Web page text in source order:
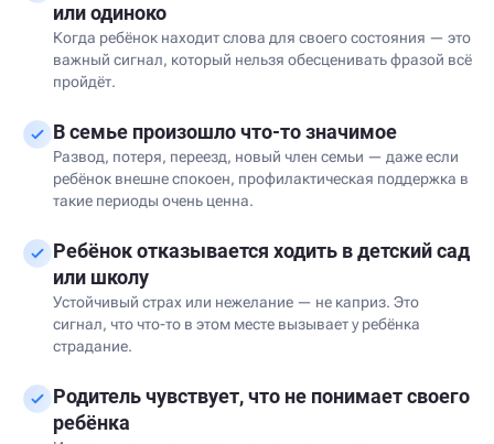
или одиноко
Когда ребёнок находит слова для своего состояния — это
важный сигнал, который нельзя обесценивать фразой всё
пройдёт.
В семье произошло что-то значимое
Развод, потеря, переезд, новый член семьи — даже если
ребёнок внешне спокоен, профилактическая поддержка в
такие периоды очень ценна.
Ребёнок отказывается ходить в детский сад
или школу
Устойчивый страх или нежелание — не каприз. Это
сигнал, что что-то в этом месте вызывает у ребёнка
страдание.
Родитель чувствует, что не понимает своего
ребёнка